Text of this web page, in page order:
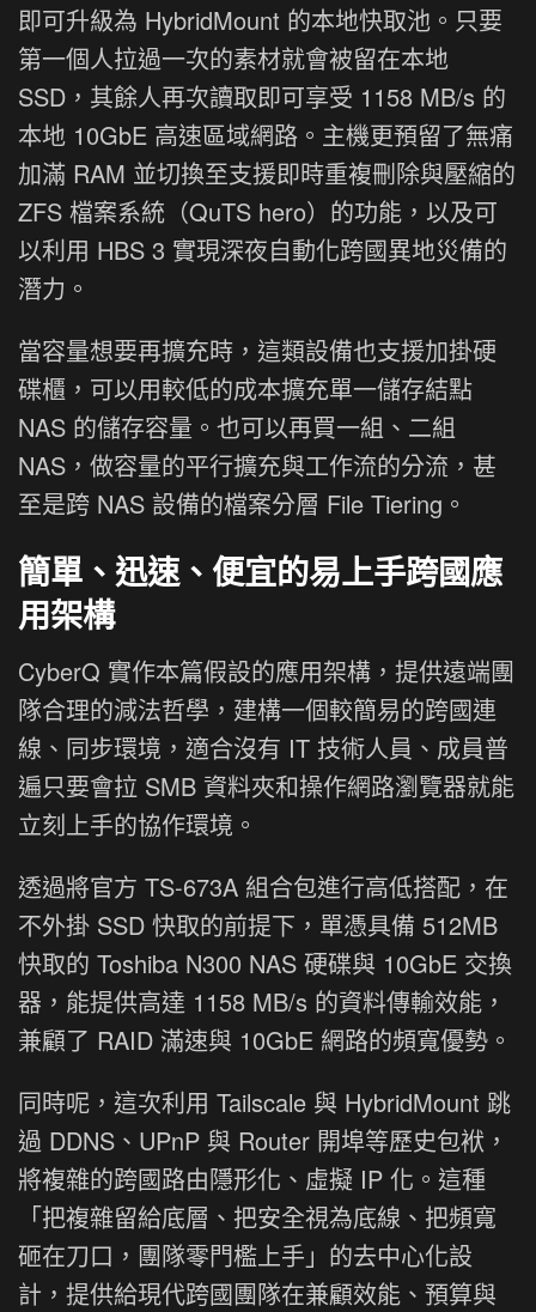
即可升級為 HybridMount 的本地快取池。只要
第一個人拉過一次的素材就會被留在本地
SSD，其餘人再次讀取即可享受 1158 MB/s 的
本地 10GbE 高速區域網路。主機更預留了無痛
加滿 RAM 並切換至支援即時重複刪除與壓縮的
ZFS 檔案系統（QuTS hero）的功能，以及可
以利用 HBS 3 實現深夜自動化跨國異地災備的
潛力。
當容量想要再擴充時，這類設備也支援加掛硬
碟櫃，可以用較低的成本擴充單一儲存結點
NAS 的儲存容量。也可以再買一組、二組
NAS，做容量的平行擴充與工作流的分流，甚
至是跨 NAS 設備的檔案分層 File Tiering。
簡單、迅速、便宜的易上手跨國應
用架構
CyberQ 實作本篇假設的應用架構，提供遠端團
隊合理的減法哲學，建構一個較簡易的跨國連
線、同步環境，適合沒有 IT 技術人員、成員普
遍只要會拉 SMB 資料夾和操作網路瀏覽器就能
立刻上手的協作環境。
透過將官方 TS-673A 組合包進行高低搭配，在
不外掛 SSD 快取的前提下，單憑具備 512MB
快取的 Toshiba N300 NAS 硬碟與 10GbE 交換
器，能提供高達 1158 MB/s 的資料傳輸效能，
兼顧了 RAID 滿速與 10GbE 網路的頻寬優勢。
同時呢，這次利用 Tailscale 與 HybridMount 跳
過 DDNS、UPnP 與 Router 開埠等歷史包袱，
將複雜的跨國路由隱形化、虛擬 IP 化。這種
「把複雜留給底層、把安全視為底線、把頻寬
砸在刀口，團隊零門檻上手」的去中心化設
計，提供給現代跨國團隊在兼顧效能、預算與